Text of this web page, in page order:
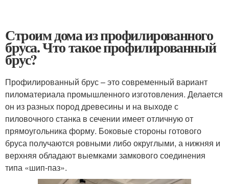
Строим дома из профилированного
бруса. Что такое профилированный
брус?
Профилированный брус – это современный вариант
пиломатериала промышленного изготовления. Делается
он из разных пород древесины и на выходе с
пиловочного станка в сечении имеет отличную от
прямоугольника форму. Боковые стороны готового
бруса получаются ровными либо округлыми, а нижняя и
верхняя обладают выемками замкового соединения
типа «шип-паз».